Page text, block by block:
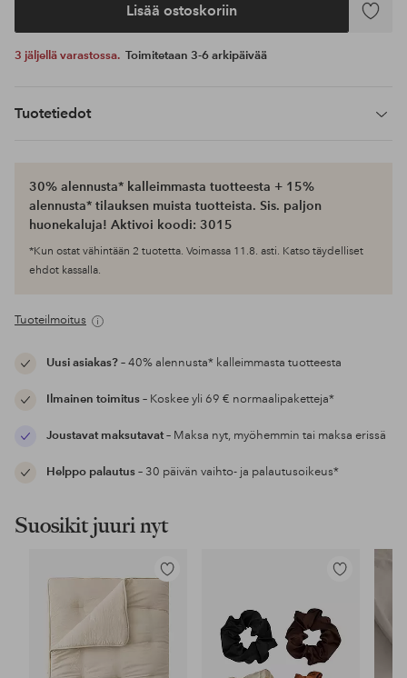
Lisää ostoskoriin
Lisää
3 jäljellä varastossa. Toimitetaan 3-6 arkipäivää
Tuotetiedot
30% alennusta* kalleimmasta tuotteesta + 15%
alennusta* tilauksen muista tuotteista. Sis. paljon
huonekaluja! Aktivoi koodi: 3015
*Kun ostat vähintään 2 tuotetta. Voimassa 11.8. asti. Katso täydelliset
ehdot kassalla.
Tuoteilmoitus
Uusi asiakas?– 40% alennusta* kalleimmasta tuotteesta
Ilmainen toimitus– Koskee yli 69 € normaalipaketteja*
Joustavat maksutavat– Maksa nyt, myöhemmin tai maksa erissä
Helppo palautus– 30 päivän vaihto- ja palautusoikeus*
Suosikit juuri nyt
Lisää
Lisää